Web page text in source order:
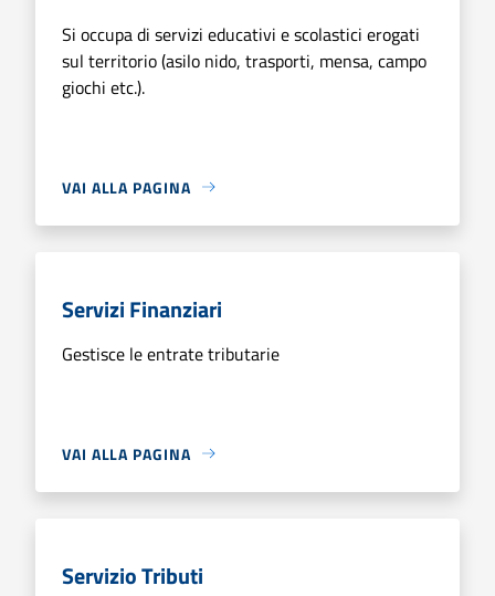
Si occupa di servizi educativi e scolastici erogati
sul territorio (asilo nido, trasporti, mensa, campo
giochi etc.).
VAI ALLA PAGINA
Servizi Finanziari
Gestisce le entrate tributarie
VAI ALLA PAGINA
Servizio Tributi